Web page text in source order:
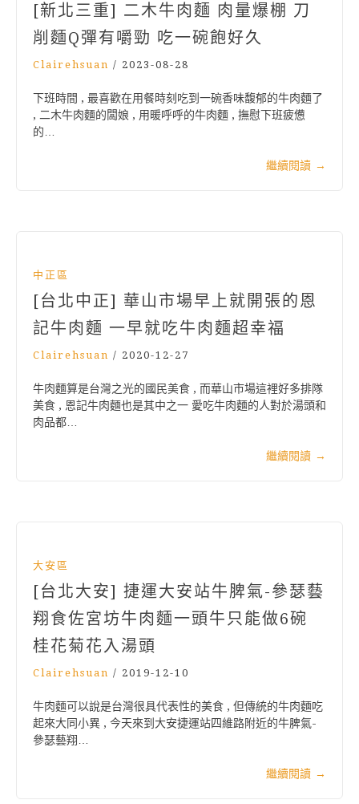
[新北三重] 二木牛肉麵 肉量爆棚 刀
削麵Q彈有嚼勁 吃一碗飽好久
Clairehsuan / 2023-08-28
下班時間 , 最喜歡在用餐時刻吃到一碗香味馥郁的牛肉麵了
, 二木牛肉麵的闆娘 , 用暖呼呼的牛肉麵 , 撫慰下班疲憊
的…
繼續閱讀 →
中正區
[台北中正] 華山市場早上就開張的恩
記牛肉麵 一早就吃牛肉麵超幸福
Clairehsuan / 2020-12-27
牛肉麵算是台灣之光的國民美食 , 而華山市場這裡好多排隊
美食 , 恩記牛肉麵也是其中之一 愛吃牛肉麵的人對於湯頭和
肉品都…
繼續閱讀 →
大安區
[台北大安] 捷運大安站牛脾氣-參瑟藝
翔食佐宮坊牛肉麵一頭牛只能做6碗
桂花菊花入湯頭
Clairehsuan / 2019-12-10
牛肉麵可以說是台灣很具代表性的美食 , 但傳統的牛肉麵吃
起來大同小異 , 今天來到大安捷運站四維路附近的牛脾氣-
參瑟藝翔…
繼續閱讀 →